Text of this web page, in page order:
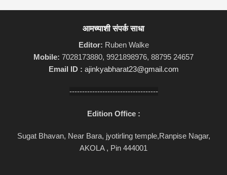
आमच्याशी संपर्क साधा
Editor: Ruben Walke
Mobile: 7028173880, 9921898976, 88795 24657
Email ID : ajinkyabharat23@gmail.com
-----------------------------------
Edition Office :
Sugat Bhavan, Near Bara, jyotirling temple,Ranpise Nagar,
AKOLA , Pin 444001